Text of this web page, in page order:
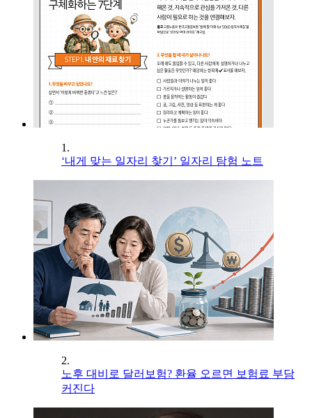
1.
‘내게 맞는 일자리 찾기’ 일자리 탐험 노트
2.
노후 대비로 달러보험? 환율 오르면 보험료 부담
커진다